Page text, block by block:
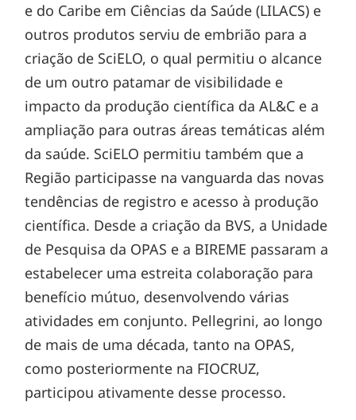
e do Caribe em Ciências da Saúde (LILACS) e
outros produtos serviu de embrião para a
criação de SciELO, o qual permitiu o alcance
de um outro patamar de visibilidade e
impacto da produção científica da AL&C e a
ampliação para outras áreas temáticas além
da saúde. SciELO permitiu também que a
Região participasse na vanguarda das novas
tendências de registro e acesso à produção
científica. Desde a criação da BVS, a Unidade
de Pesquisa da OPAS e a BIREME passaram a
estabelecer uma estreita colaboração para
benefício mútuo, desenvolvendo várias
atividades em conjunto. Pellegrini, ao longo
de mais de uma década, tanto na OPAS,
como posteriormente na FIOCRUZ,
participou ativamente desse processo.